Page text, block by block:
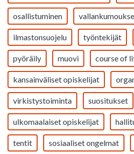
osallistuminen
ilmastonsuojelu työntekijät
pyöräily muovi course of
kansainväliset opiskelijat
virkistystoiminta suositukset
ulkomaalaiset opiskelijat
tentit sosiaaliset ongelmat